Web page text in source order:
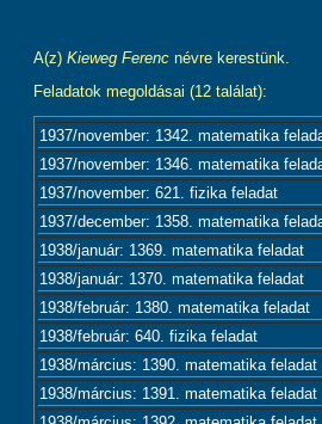
A(z) Kieweg Ferenc névre kerestünk.
Feladatok megoldásai (12 találat):
1937/november: 1342. matematika
1937/november: 1346. matematika
1937/november: 621. fizika feladat
1937/december: 1358. matematika
1938/január: 1369. matematika feladat
1938/január: 1370. matematika feladat
1938/február: 1380. matematika feladat
1938/február: 640. fizika feladat
1938/március: 1390. matematika feladat
1938/március: 1391. matematika feladat